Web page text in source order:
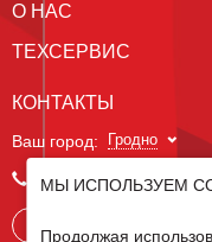
О НАС
ТЕХСЕРВИС
КОНТАКТЫ
Ваш город: Гродно
+375 152 66 36 78
МЫ ИСПОЛЬЗУЕМ
Продолжая